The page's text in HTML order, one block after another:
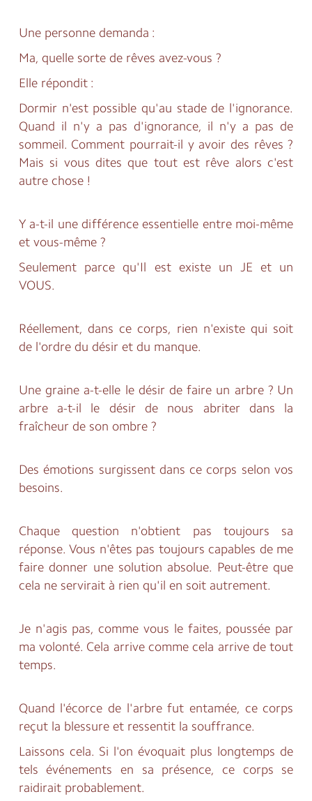
Une personne demanda :
Ma, quelle sorte de rêves avez-vous ?
Elle répondit :
Dormir n'est possible qu'au stade de l'ignorance.
Quand il n'y a pas d'ignorance, il n'y a pas de
sommeil. Comment pourrait-il y avoir des rêves ?
Mais si vous dites que tout est rêve alors c'est
autre chose !
Y a-t-il une différence essentielle entre moi-même
et vous-même ?
Seulement parce qu'Il est existe un JE et un
VOUS.
Réellement, dans ce corps, rien n'existe qui soit
de l'ordre du désir et du manque.
Une graine a-t-elle le désir de faire un arbre ? Un
arbre a-t-il le désir de nous abriter dans la
fraîcheur de son ombre ?
Des émotions surgissent dans ce corps selon vos
besoins.
Chaque question n'obtient pas toujours sa
réponse. Vous n'êtes pas toujours capables de me
faire donner une solution absolue. Peut-être que
cela ne servirait à rien qu'il en soit autrement.
Je n'agis pas, comme vous le faites, poussée par
ma volonté. Cela arrive comme cela arrive de tout
temps.
Quand l'écorce de l'arbre fut entamée, ce corps
reçut la blessure et ressentit la souffrance.
Laissons cela. Si l'on évoquait plus longtemps de
tels événements en sa présence, ce corps se
raidirait probablement.